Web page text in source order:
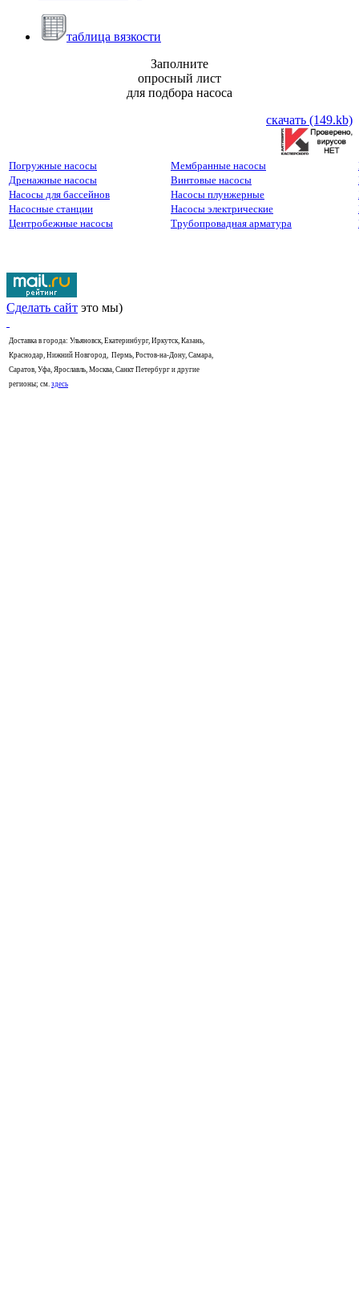
таблица вязкости
Заполните
опросный лист
для подбора насоса
скачать (149.kb)
Погружные насосы
Дренажные насосы
Насосы для бассейнов
Насосные станции
Центробежные насосы
Мембранные насосы
Винтовые насосы
Насосы плунжерные
Насосы электрические
Трубопровадная арматура
Сделать сайт это мы)
Доставка в города: Ульяновск, Екатеринбург, Иркутск, Казань,
Краснодар, Нижний Новгород, Пермь, Ростов-на-Дону, Самара,
Саратов, Уфа, Ярославль, Москва, Санкт Петербург и другие
регионы; см. здесь